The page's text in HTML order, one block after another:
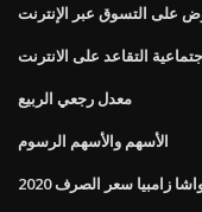
على التسوق عبر الإنترنت
التقاعد على الانترنت
معدل رجعي الربيع
الأسهم والأسهم الرسوم
زامبيا سعر الصرف 2020